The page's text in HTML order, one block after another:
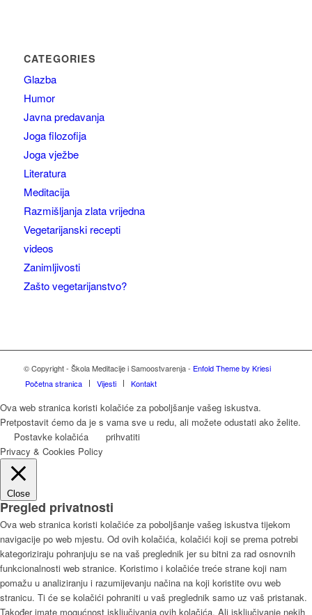
CATEGORIES
Glazba
Humor
Javna predavanja
Joga filozofija
Joga vježbe
Literatura
Meditacija
Razmišljanja zlata vrijedna
Vegetarijanski recepti
videos
Zanimljivosti
Zašto vegetarijanstvo?
© Copyright - Škola Meditacije i Samoostvarenja - Enfold Theme by Kriesi
Početna stranica
Vijesti Kontakt
Ova web stranica koristi kolačiće za poboljšanje vašeg iskustva.
Pretpostavit ćemo da je s vama sve u redu, ali možete odustati ako želite.
Postavke kolačića
prihvatiti
Privacy & Cookies Policy
Close
Pregled privatnosti
Ova web stranica koristi kolačiće za poboljšanje vašeg iskustva tijekom
navigacije po web mjestu. Od ovih kolačića, kolačići koji se prema potrebi
kategoriziraju pohranjuju se na vaš preglednik jer su bitni za rad osnovnih
funkcionalnosti web stranice. Koristimo i kolačiće treće strane koji nam
pomažu u analiziranju i razumijevanju načina na koji koristite ovu web
stranicu. Ti će se kolačići pohraniti u vaš preglednik samo uz vaš pristanak.
Također imate mogućnost isključivanja ovih kolačića. Ali isključivanje nekih